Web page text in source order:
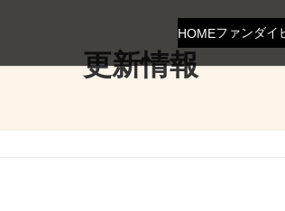
HOMEファンダイ
更新情報